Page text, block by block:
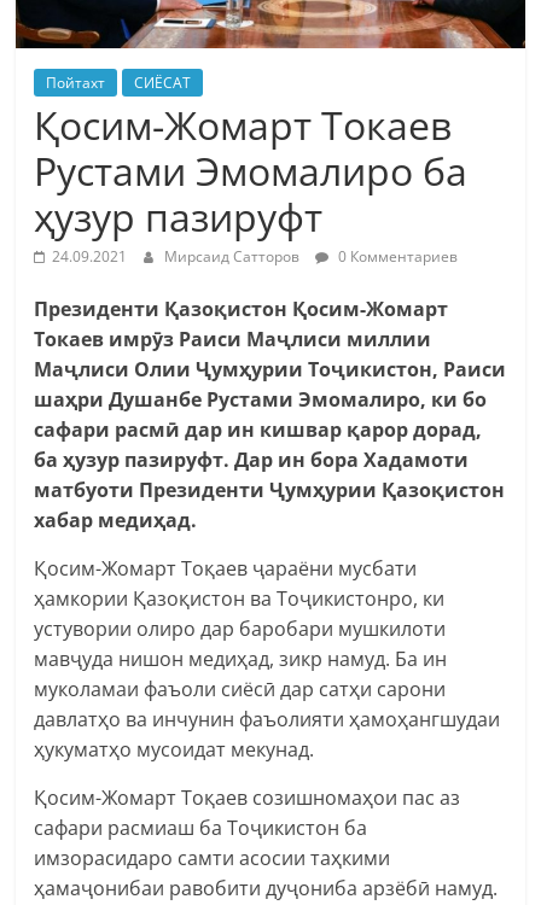
Пойтахт СИЁСАТ
Қосим-Жомарт Токаев
Рустами Эмомалиро ба
ҳузур пазируфт
24.09.2021 Мирсаид Сатторов 0 Комментариев
Президенти Қазоқистон Қосим-Жомарт
Токаев имрӯз Раиси Маҷлиси миллии
Маҷлиси Олии Ҷумҳурии Тоҷикистон, Раиси
шаҳри Душанбе Рустами Эмомалиро, ки бо
сафари расмӣ дар ин кишвар қарор дорад,
ба ҳузур пазируфт. Дар ин бора Хадамоти
матбуоти Президенти Ҷумҳурии Қазоқистон
хабар медиҳад.
Қосим-Жомарт Тоқаев ҷараёни мусбати
ҳамкории Қазоқистон ва Тоҷикистонро, ки
устувории олиро дар баробари мушкилоти
мавҷуда нишон медиҳад, зикр намуд. Ба ин
муколамаи фаъоли сиёсӣ дар сатҳи сарони
давлатҳо ва инчунин фаъолияти ҳамоҳангшудаи
ҳукуматҳо мусоидат мекунад.
Қосим-Жомарт Тоқаев созишномаҳои пас аз
сафари расмиаш ба Тоҷикистон ба
имзорасидаро самти асосии таҳкими
ҳамаҷонибаи равобити дуҷониба арзёбӣ намуд.